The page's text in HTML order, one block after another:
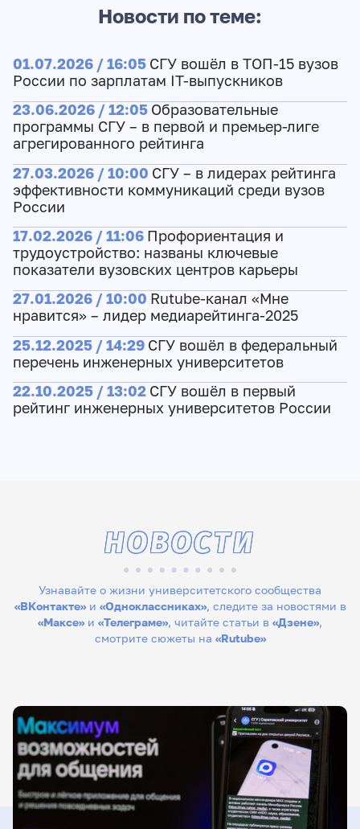
Новости по теме:
01.07.2026 / 16:05 СГУ вошёл в ТОП-15 вузов
России по зарплатам IT-выпускников
23.06.2026 / 12:05 Образовательные
программы СГУ – в первой и премьер-лиге
агрегированного рейтинга
27.03.2026 / 10:00 СГУ – в лидерах рейтинга
эффективности коммуникаций среди вузов
России
17.02.2026 / 11:06 Профориентация и
трудоустройство: названы ключевые
показатели вузовских центров карьеры
27.01.2026 / 10:00 Rutube-канал «Мне
нравится» – лидер медиарейтинга-2025
25.12.2025 / 14:29 СГУ вошёл в федеральный
перечень инженерных университетов
22.10.2025 / 13:02 СГУ вошёл в первый
рейтинг инженерных университетов России
Узнавайте о жизни университетского сообщества
«ВКонтакте»и «Одноклассниках», следите за новостями в
«Максе» и «Телеграме», читайте статьи в «Дзене»,
смотрите сюжеты на «Rutube»
НОВОСТИ